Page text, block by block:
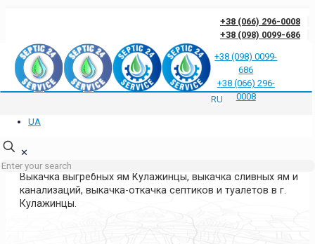
+38 (066) 296-0008
+38 (098) 0099-686
Отзывы клиентов о нас Ответы на частые вопросы Блог
Контакты
Политика конфиденциальности
+38 (098) 0099-
686
+38 (066) 296-
0008
RU
UA
✕
ВЫКАЧКА ЯМ КУЛАЖИНЦЫ
КИЕВСКАЯ ОБЛАСТЬ
Выкачка выгребных ям Кулажинцы, выкачка сливных ям и
канализаций, выкачка-откачка септиков и туалетов в г.
Кулажинцы.